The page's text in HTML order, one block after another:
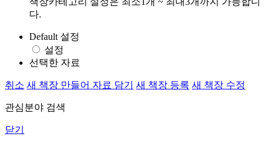
다.
Default 설정
설정
선택한 자료
취소 새 책장 만들어 자료 담기 새 책장 등록 새 책장 수정
관심분야 검색
닫기